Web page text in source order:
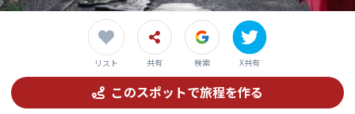
リスト 共有 検索 X共有
このスポットで旅程を作る